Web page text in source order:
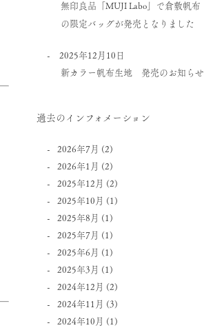
無印良品「MUJI Labo」で倉敷帆布
の限定バッグが発売となりました
2025年12月10日
新カラー帆布生地 発売のお知らせ
過去のインフォメーション
2026年7月 (2)
2026年1月 (2)
2025年12月 (2)
2025年10月 (1)
2025年8月 (1)
2025年7月 (1)
2025年6月 (1)
2025年3月 (1)
2024年12月 (2)
2024年11月 (3)
2024年10月 (1)